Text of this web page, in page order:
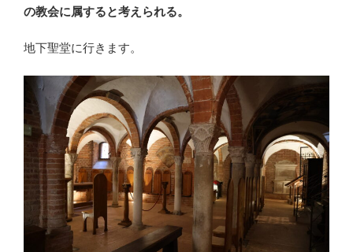
の教会に属すると考えられる。
地下聖堂に行きます。